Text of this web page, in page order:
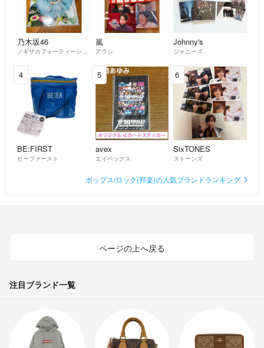
乃木坂46
ノギザカフォーティーシックス
嵐
アラシ
Johnny's
ジャニーズ
4
BE:FIRST
ビーファースト
5
avex
エイベックス
6
SixTONES
ストーンズ
ポップス/ロック(邦楽)の人気ブランドランキング
ページの上へ戻る
注目ブランド一覧